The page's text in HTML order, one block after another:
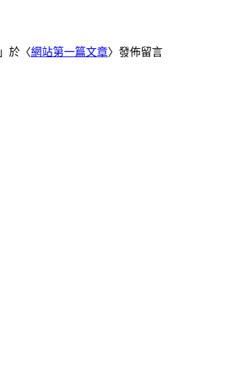
」於〈網站第一篇文章〉發佈留言